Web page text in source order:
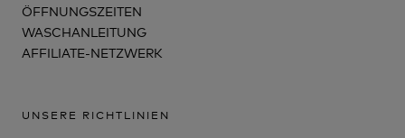
ÖFFNUNGSZEITEN
WASCHANLEITUNG
AFFILIATE-NETZWERK
UNSERE RICHTLINIEN